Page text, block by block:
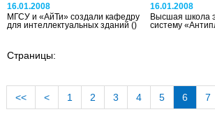
16.01.2008
МГСУ и «АйТи» создали кафедру
для интеллектуальных зданий ()
16.01.2008
Высшая школа
систему
Страницы:
<< < 1 2 3 4 5 6 7